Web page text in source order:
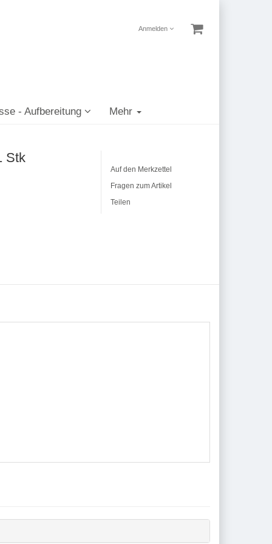
Anmelden
- Aufbereitung Mehr
Stk
Auf den Merkzettel
Fragen zum Artikel
Teilen